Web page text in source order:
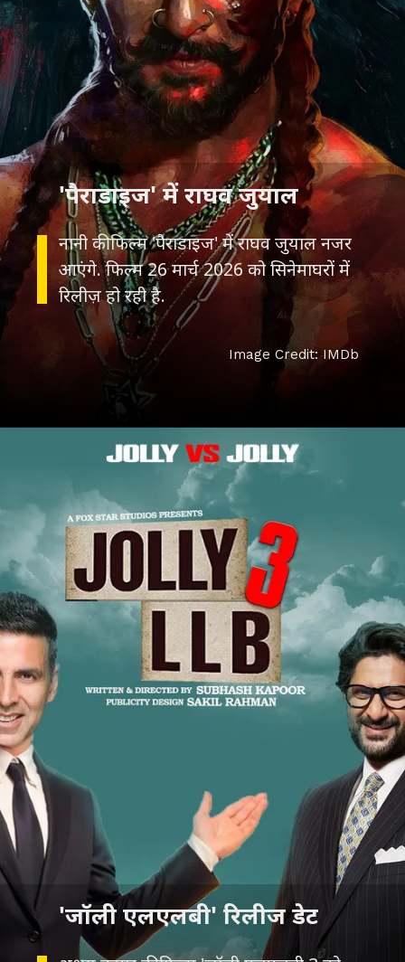
नानी की फिल्म 'पैराडाइज' में राघव जुयाल नजर
आएंगे. फिल्म 26 मार्च 2026 को सिनेमाघरों में
रिलीज़ हो रही है.
'पैराडाइज' में राघव जुयाल
Image Credit: IMDb